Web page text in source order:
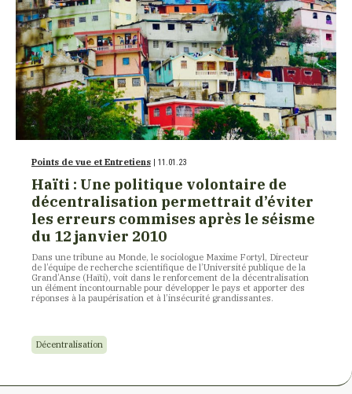
Points de vue et Entretiens | 11.01.23
Haïti : Une politique volontaire de
décentralisation permettrait d’éviter
les erreurs commises après le séisme
du 12 janvier 2010
Dans une tribune au Monde, le sociologue Maxime Fortyl, Directeur
de l’équipe de recherche scientifique de l’Université publique de la
Grand’Anse (Haïti), voit dans le renforcement de la décentralisation
un élément incontournable pour développer le pays et apporter des
réponses à la paupérisation et à l’insécurité grandissantes.
Décentralisation